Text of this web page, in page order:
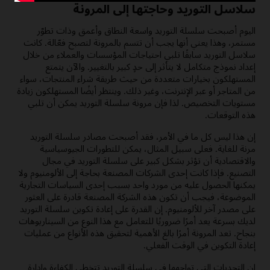
سلاسل التوريد وحاجتها إلى المرونة
اليوم أصبحت سلسلة التوريد واسعة النطاق وأعمق وذات تطوّر
مستمر، وهذا يعني أنها يجب أن تتسم بالمرونة لتصبح فعّالة. كانت
سلاسل التوريد سابقًا تلبي احتياجات المؤسسات والعملاء من خلال
إعداد نموذج متكامل لا يتأثر إلى حدٍ كبير بالتغيير. والآن يتمتع
المستهلكون بخيارات متعددة من حيث طريقة شراء المنتجات، سواء
من المتاجر أو عبر الإنترنت، وغير ذلك. وينتظر أيضًا المستهلكون زيادة
مستويات التخصيص. لذا فإن مرونة سلسلة التوريد يمكن أن تلبي
هذه التوقعات.
إن هذا ليس كل ما في الأمر، فقد أصبحت مصادر سلسلة التوريد
مرنة للغاية. فعلى سبيل المثال، يمكن للتطورات الجيوسياسية
والاقتصادية أن تؤثر بشكل كبير على سلسلة التوريد في مجال
التصنيع. فإذا كانت إحدى الشركات المصنعة بحاجة إلى الألومنيوم ولا
يمكنها الحصول عليه من مورد واحد بسبب إحدى السياسات التجارية
الموضوعة، فيجب أن تكون هذه الشركة المصنعة قادرة على العثور
على مصدر آخر للألومنيوم. إن القدرة على إعادة تكوين سلسلة التوريد
لديك بسرعة يعد أمرًا ضروريًا للتعامل مع هذا النوع من السيناريوهات
بنجاح. تعد المرونة أمرًا بالغ الأهمية لتحقيق هذه الأنواع من عمليات
إعادة التكوين في الوقت الفعلي.
إن التحديات التي تواجهها في سلسلة التوريد تتخطى الكفاءة وإدارة